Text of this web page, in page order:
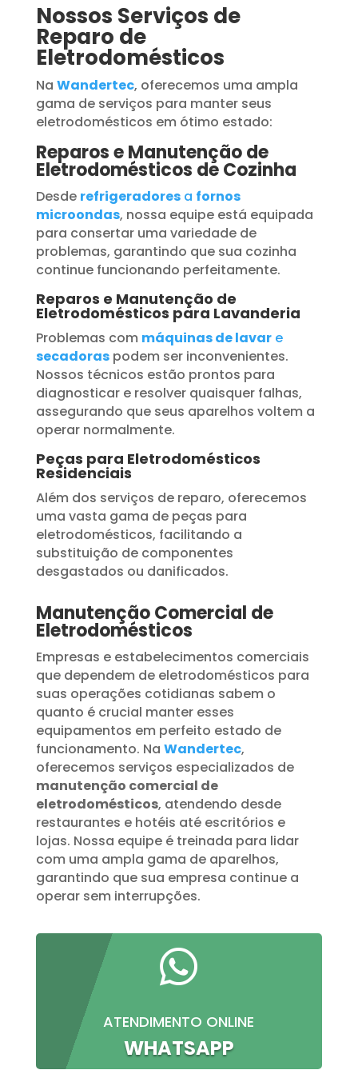
Nossos Serviços de
Reparo de
Eletrodomésticos
Na Wandertec, oferecemos uma ampla
gama de serviços para manter seus
eletrodomésticos em ótimo estado:
Reparos e Manutenção de
Eletrodomésticos de Cozinha
Desde refrigeradoresa fornos
microondas, nossa equipe está equipada
para consertar uma variedade de
problemas, garantindo que sua cozinha
continue funcionando perfeitamente.
Reparos e Manutenção de
Eletrodomésticos para Lavanderia
Problemas com máquinas de lavare
secadoraspodem ser inconvenientes.
Nossos técnicos estão prontos para
diagnosticar e resolver quaisquer falhas,
assegurando que seus aparelhos voltem a
operar normalmente.
Peças para Eletrodomésticos
Residenciais
Além dos serviços de reparo, oferecemos
uma vasta gama de peças para
eletrodomésticos, facilitando a
substituição de componentes
desgastados ou danificados.
Manutenção Comercial de
Eletrodomésticos
Empresas e estabelecimentos comerciais
que dependem de eletrodomésticos para
suas operações cotidianas sabem o
quanto é crucial manter esses
equipamentos em perfeito estado de
funcionamento. Na Wandertec,
oferecemos serviços especializados de
manutenção comercial de
eletrodomésticos, atendendo desde
restaurantes e hotéis até escritórios e
lojas. Nossa equipe é treinada para lidar
com uma ampla gama de aparelhos,
garantindo que sua empresa continue a
operar sem interrupções.

ATENDIMENTO ONLINE
WHATSAPP